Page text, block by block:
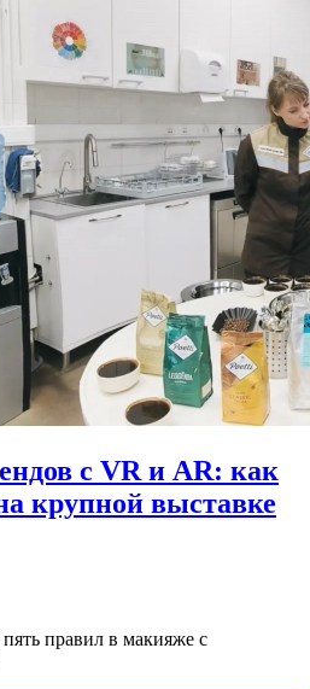
с VR и AR: как
крупной выставке
правил в макияже с